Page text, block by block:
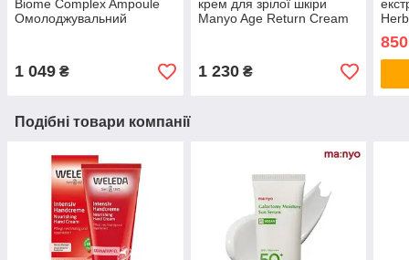
Biome Complex Ampoule
Омолоджувальний
1 049 ₴
крем для зрілої шкіри
Manyo Age Return Cream
1 230₴
850
Подібні товари компанії